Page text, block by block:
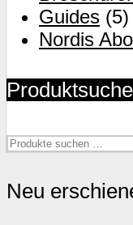
Guides (5)
Nordis Abo
Produktsuche
Suchen
Neu